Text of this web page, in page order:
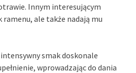
Innym interesującym
ale także nadają mu
smak doskonale
wprowadzając do dania